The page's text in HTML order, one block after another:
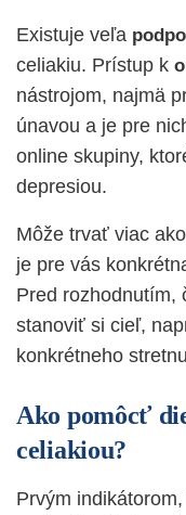
Existuje veľa
celiakiu. Prístup k
nástrojom, najmä
únavou a je pre
online skupiny,
depresiou.
Môže trvať viac
je pre vás
Pred rozhodnutím,
stanoviť si cieľ,
konkrétneho
Ako pomôcť
celiakiou?
Prvým